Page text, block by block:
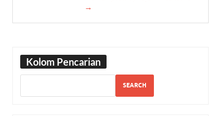
→
Kolom Pencarian
SEARCH